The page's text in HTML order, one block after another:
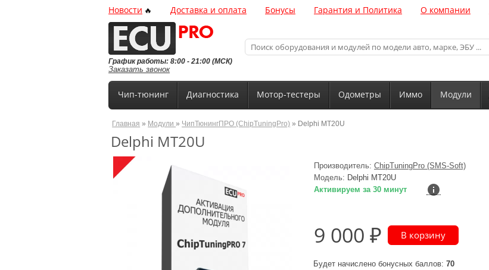
График работы: 8:00 - 21:00 (МСК)
Заказать звонок
Новости 🔥 Доставка и оплата Бонусы Гарантия и Политика О компании
Чип-тюнинг Диагностика Мотор-тестеры Одометры Иммо Модули
Главная » Модули» ЧипТюнингПРО (ChipTuningPro) » Delphi MT20U
Delphi MT20U
Производитель: ChipTuningPro (SMS-Soft)
Модель: Delphi MT20U
Активируем за 30 минут
9 000 ₽
Будет начислено бонусных баллов: 70